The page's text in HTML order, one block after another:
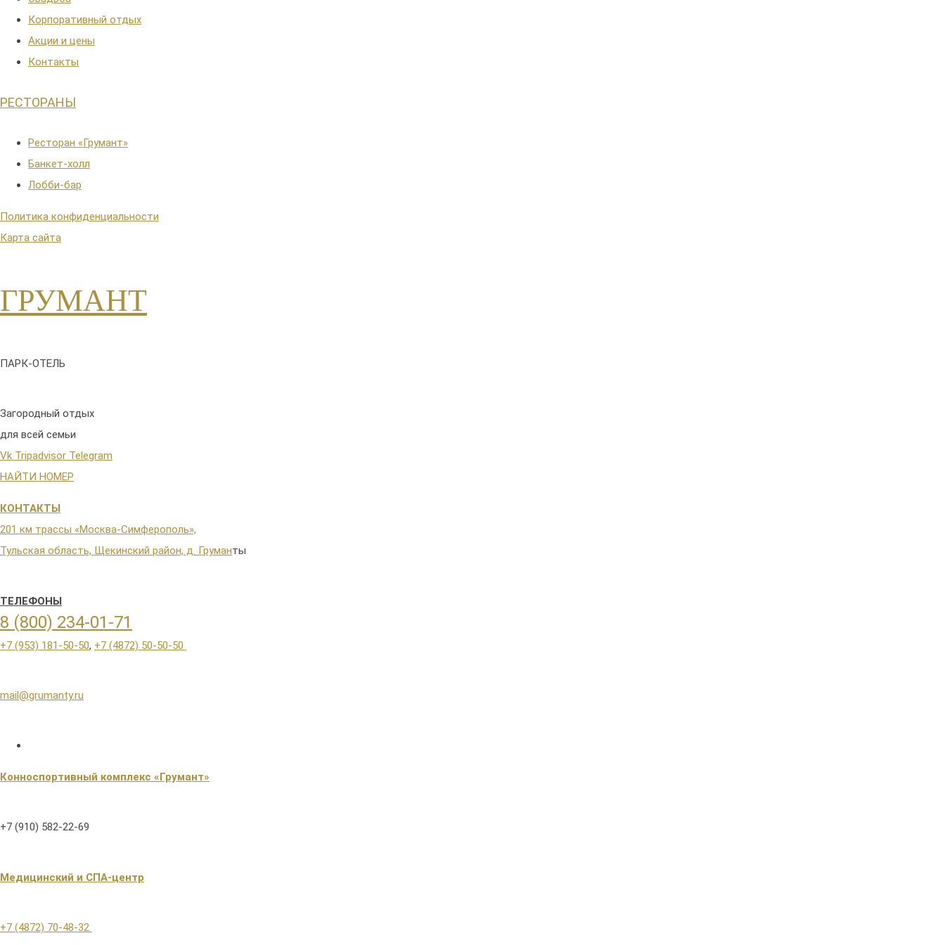
Корпоративный отдых
Акции и цены
Контакты
РЕСТОРАНЫ
Ресторан «Грумант»
Банкет-холл
Лобби-бар
Политика конфиденциальности
Карта сайта
ГРУМАНТ
ПАРК-ОТЕЛЬ
Загородный отдых
для всей семьи
Vk Tripadvisor Telegram
НАЙТИ НОМЕР
КОНТАКТЫ
201 км трассы «Москва-Симферополь»,
Тульская область, Щекинский район, д. Груманты
ТЕЛЕФОНЫ
8 (800) 234-01-71
+7 (953) 181-50-50, +7 (4872) 50-50-50
mail@grumanty.ru
Конноспортивный комплекс «Грумант»
+7 (910) 582-22-69
Медицинский и СПА-центр
+7 (4872) 70-48-32